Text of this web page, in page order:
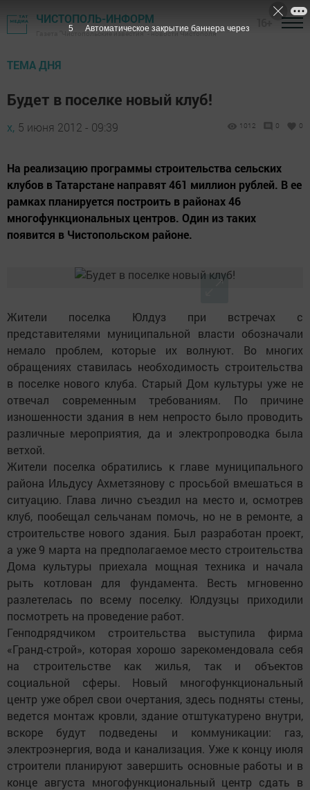
ЧИСТОПОЛЬ-ИНФОРМ
Газета "Чистопольские известия" - новости Чистополя
ТЕМА ДНЯ
Будет в поселке новый клуб!
х, 5 июня 2012 - 09:39 1012 0 0
На реализацию программы строительства сельских
клубов в Татарстане направят 461 миллион рублей. В ее
рамках планируется построить в районах 46
многофункциональных центров. Один из таких
появится в Чистопольском районе.
Жители поселка Юлдуз при встречах с
представителями муниципальной власти обозначали
немало проблем, которые их волнуют. Во многих
обращениях ставилась необходимость строительства
в поселке нового клуба. Старый Дом культуры уже не
отвечал современным требованиям. По причине
изношенности здания в нем непросто было проводить
различные мероприятия, да и электропроводка была
ветхой.
Жители поселка обратились к главе муниципального
района Ильдусу Ахметзянову с просьбой вмешаться в
ситуацию. Глава лично съездил на место и, осмотрев
клуб, пообещал сельчанам помочь, но не в ремонте, а
строительстве нового здания. Был разработан проект,
а уже 9 марта на предполагаемое место строительства
Дома культуры приехала мощная техника и начала
рыть котлован для фундамента. Весть мгновенно
разлетелась по всему поселку. Юлдузцы приходили
посмотреть на проведение работ.
Генподрядчиком строительства выступила фирма
«Гранд-строй», которая хорошо зарекомендовала себя
на строительстве как жилья, так и объектов
социальной сферы. Новый многофункциональный
центр уже обрел свои очертания, здесь подняты стены,
ведется монтаж кровли, здание отштукатурено внутри,
вскоре будут подведены и коммуникации: газ,
электроэнергия, вода и канализация. Уже к концу июля
строители планируют завершить основные работы и в
конце августа многофункциональный центр сдать в
4 Автоматическое закрытие баннера через